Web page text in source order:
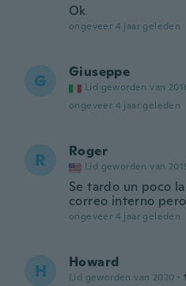
Ok
ongeveer 4 jaar geleden
G Giuseppe
Lid geworden van
ongeveer 4 jaar geleden
R Roger
Lid geworden van
Se tardo un poco
correo interno
ongeveer 4 jaar geleden
H Howard
Lid geworden van 2020 ·